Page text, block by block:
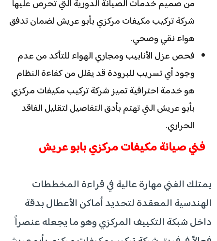
من صميم خدمات الصيانة الدورية التي تحرص عليها
شركة تركيب مكيفات مركزي بأبو عريش لضمان تدفق
هواء نقي وصحي.
فحص عزل الأنابيب ومجاري الهواء للتأكد من عدم
وجود أي تسريب للبرودة قد يقلل من كفاءة النظام
هو خدمة احترافية تميز شركة تركيب مكيفات مركزي
بأبو عريش التي تهتم بأدق التفاصيل لتقليل الفاقد
الحراري.
فني صيانة مكيفات مركزي بابو عريش
يمتلك الفني مهارة عالية في قراءة المخططات
الهندسية المعقدة لتحديد أماكن الأعطال بدقة
داخل شبكة التكييف المركزي وهو ما يجعله عنصراً